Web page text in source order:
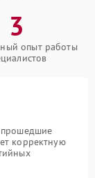
3
опыт работы
прошедшие
корректную